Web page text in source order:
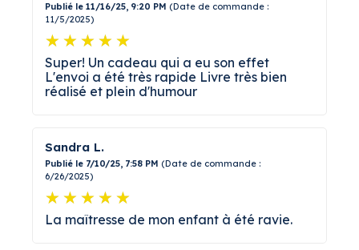
Publié le 11/16/25, 9:20 PM (Date de commande :
11/5/2025)
Super! Un cadeau qui a eu son effet
L'envoi a été très rapide Livre très bien
réalisé et plein d'humour
Sandra L.
Publié le 7/10/25, 7:58 PM (Date de commande :
6/26/2025)
La maîtresse de mon enfant à été ravie.